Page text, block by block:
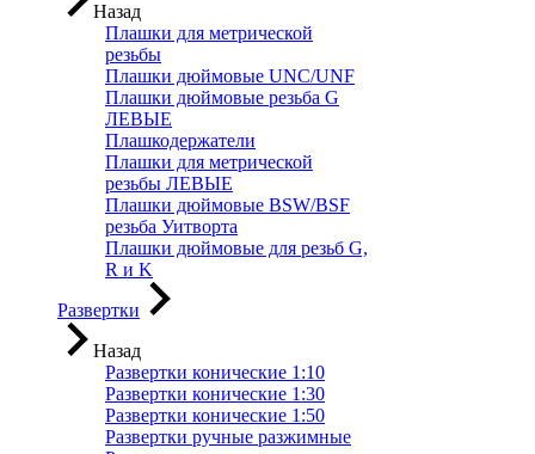
Назад
Плашки для метрической
резьбы
Плашки дюймовые UNC/UNF
Плашки дюймовые резьба G
ЛЕВЫЕ
Плашкодержатели
Плашки для метрической
резьбы ЛЕВЫЕ
Плашки дюймовые BSW/BSF
резьба Уитворта
Плашки дюймовые для резьб G,
R и K
Развертки
Назад
Развертки конические 1:10
Развертки конические 1:30
Развертки конические 1:50
Развертки ручные разжимные